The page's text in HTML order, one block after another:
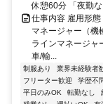
休憩60分 「夜勤
仕事内容 雇用形
マネージャー（機
ラインマネージャ
車/輸...
制服あり 業界未経験者
フリーター歓迎
学歴不
平日のみOK
転勤なし